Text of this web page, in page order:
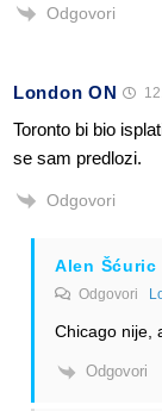
Odgovori
London ON
Toronto bi bio
se sam predlozi.
Odgovori
Alen Šćuric
Odgovori
Chicago nije,
Odgovori